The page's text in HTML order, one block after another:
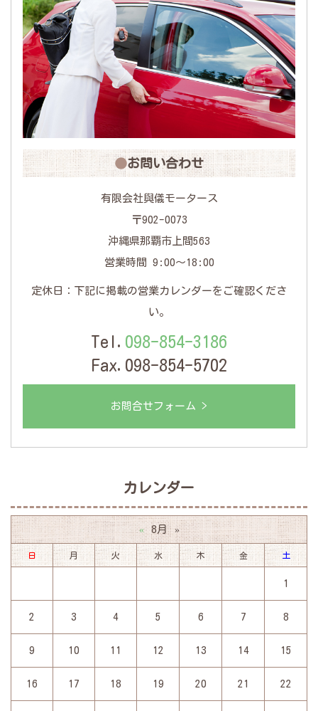
お問い合わせ
有限会社與儀モータース
〒902-0073
沖縄県那覇市上間563
営業時間 9:00〜18:00
定休日：下記に掲載の営業カレンダーをご確認くださ
い。
Tel. 098-854-3186
Fax.098-854-5702
お問合せフォーム >
カレンダー
« 8月 »
日 月 火 水 木 金 土
1
2 3 4 5 6 7 8
9 10 11 12 13 14 15
16 17 18 19 20 21 22